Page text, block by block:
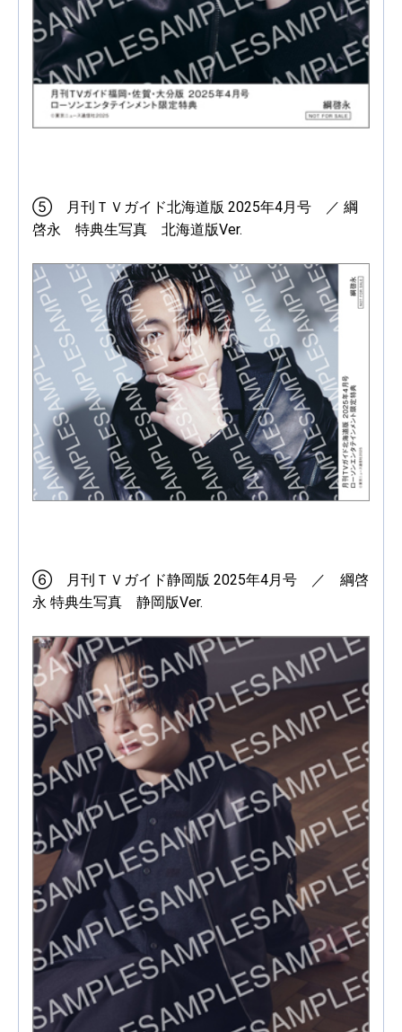
⑤ 月刊ＴＶガイド北海道版 2025年4月号 ／ 綱
啓永 特典生写真 北海道版Ver.
⑥ 月刊ＴＶガイド静岡版 2025年4月号 ／ 綱啓
永 特典生写真 静岡版Ver.